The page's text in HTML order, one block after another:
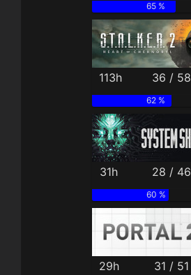
65 %
113h 36 / 58
62 %
31h 28 / 46
60 %
29h 31 / 51